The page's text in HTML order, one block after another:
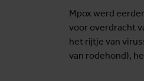
Mpox werd
voor overdracht
het rijtje van
van rodehond),